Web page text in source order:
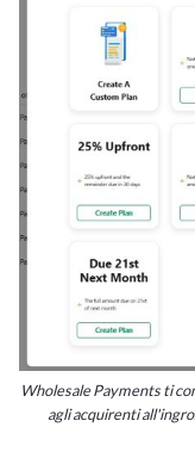
Wholesale Payments ti
agli acquirenti